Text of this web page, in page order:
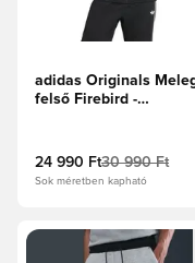
adidas Originals
felső Firebird -
24 990 Ft30 990 Ft
Sok méretben kapható
Megnyit egy modált